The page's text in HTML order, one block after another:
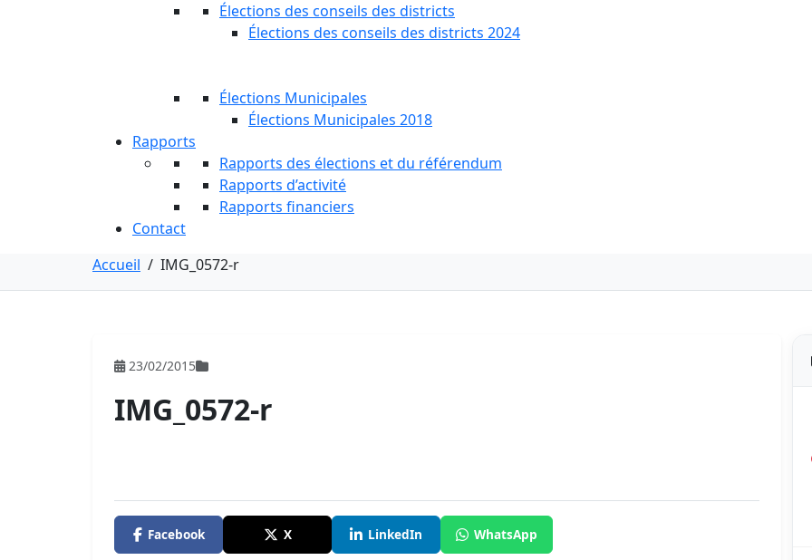
Élections des conseils des districts
Élections des conseils des districts 2024
Élections Municipales
Élections Municipales 2018
Rapports
Rapports des élections et du référendum
Rapports d’activité
Rapports financiers
Contact
Accueil / IMG_0572-r
23/02/2015
IMG_0572-r
Facebook X LinkedIn WhatsApp